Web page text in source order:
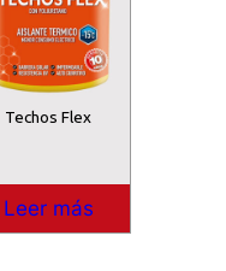
Techos Flex
Leer más